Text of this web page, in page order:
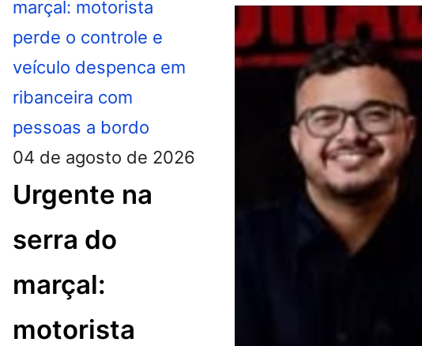
04 de agosto de 2026
Urgente na
serra do
marçal:
motorista